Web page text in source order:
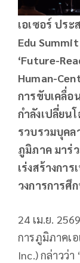
เอเซอร์ ประ
Edu
‘Future-
Human-
การขับเคลื่อ
กำลังเปลี่ยน
รวบรวมบุคล
ภูมิภาค มาร่
เร่งสร้างกา
วงการการศึ
24 เม.ย.
การภูมิภาคเ
Inc.) กล่าวว่า